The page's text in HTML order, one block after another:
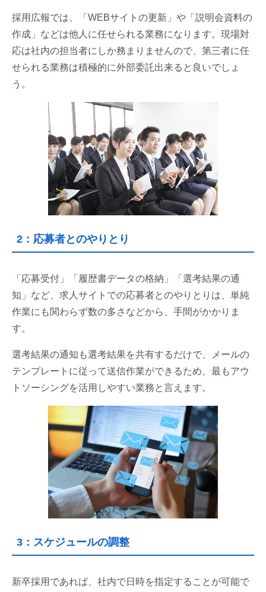
採用広報では、「WEBサイトの更新」や「説明会資料の
作成」などは他人に任せられる業務になります。現場対
応は社内の担当者にしか務まりませんので、第三者に任
せられる業務は積極的に外部委託出来ると良いでしょ
う。
2：応募者とのやりとり
「応募受付」「履歴書データの格納」「選考結果の通
知」など、求人サイトでの応募者とのやりとりは、単純
作業にも関わらず数の多さなどから、手間がかかりま
す。
選考結果の通知も選考結果を共有するだけで、メールの
テンプレートに従って送信作業ができるため、最もアウ
トソーシングを活用しやすい業務と言えます。
3：スケジュールの調整
新卒採用であれば、社内で日時を指定することが可能で